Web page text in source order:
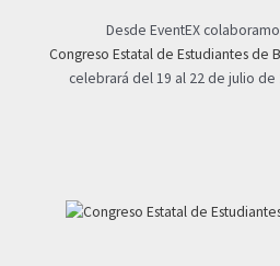
Desde EventEX
Congreso Estatal de Estudiantes de
celebrará del 19 al 22 de julio de